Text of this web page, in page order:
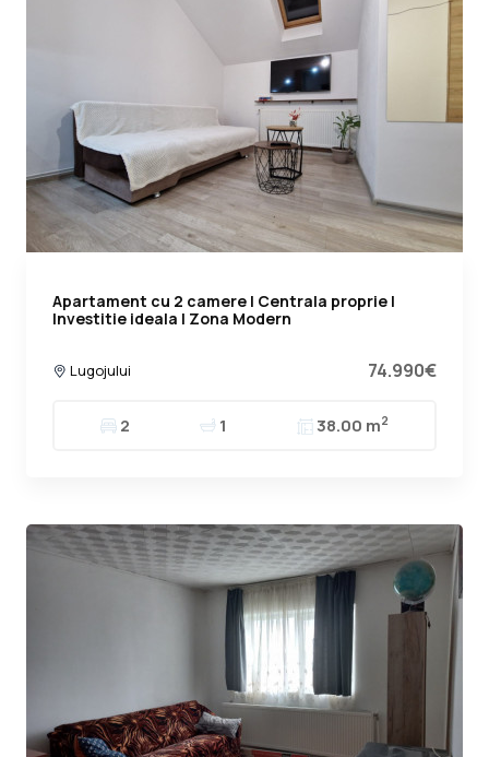
Apartament cu 2 camere | Centrala proprie |
Investitie ideala | Zona Modern
Lugojului 74.990€
2 1 38.00 m2